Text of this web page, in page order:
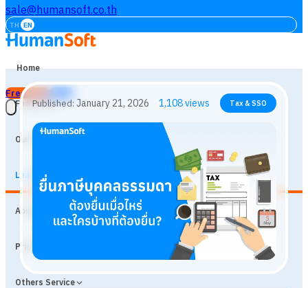
sale@humansoft.co.th
TH EN
Home
Features
Our Customers
Learning
About
Prices
Others Service
Free Trial
Published:January 21, 2026 1,108views Tax & SSO